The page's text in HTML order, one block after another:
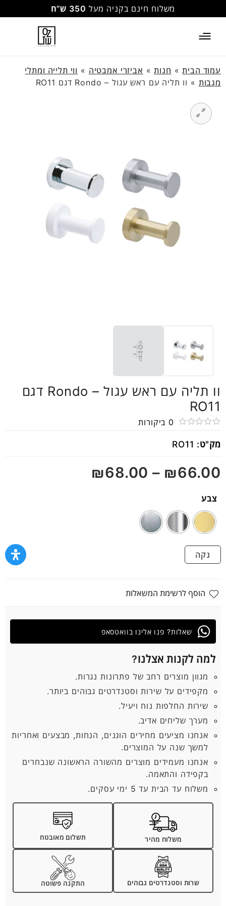
משלוח חינם בקניה מעל 350 ש”ח
עמוד הבית» חנות» אביזרי אמבטיה » ווי תלייה ומתלי
מגבות » וו תליה עם ראש עגול – Rondo דגם RO11
וו תליה עם ראש עגול – Rondo דגם
RO11
0
5
0 ביקורות
מק"ט: RO11
₪66.00
–
₪68.00
צבע
נקה
הוסף לרשימת המשאלות
למה לקנות אצלנו?
מגוון מוצרים רחב של פתרונות נגרות.
מקפידים על שירות וסטנדרטים גבוהים ביותר.
שירות החלפות נוח ויעיל.
מערך שליחים אדיב.
אנחנו מציעים מחירים הוגנים, הנחות, מבצעים ואחריות
למשך שנה על המוצרים.
אנחנו מעמידים מוצרים מהשורה הראשונה שנבחרים
בקפידה והתאמה.
משלוח עד הבית עד 5 ימי עסקים.
משלוח מהיר תשלום מאובטח
שרות וסטנדרטים גבוהים התקנה פשוטה
שאלות? פנו אלינו בוואטסאפ